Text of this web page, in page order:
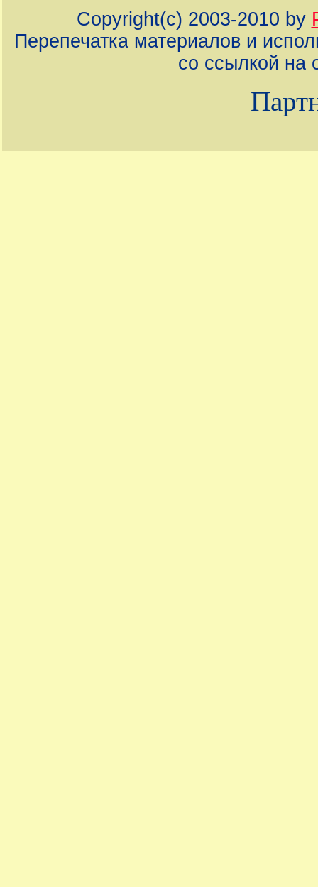
Copyright(c) 2003-2010 by
Перепечатка материалов и
со ссылкой на